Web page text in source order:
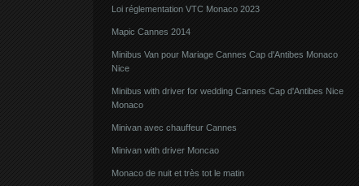
Loi réglementation VTC Monaco 2023
Mapic Cannes 2014
Minibus Van pour Mariage Cannes Cap d'Antibes Monaco
Nice
Minibus with driver for wedding Cannes Cap d'Antibes Nice
Monaco
Minivan avec chauffeur Cannes
Minivan with driver Moncao
Monaco de nuit et très tot le matin